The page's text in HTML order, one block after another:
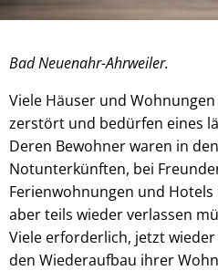
Bad Neuenahr-Ahrweiler.
Viele Häuser und
zerstört und bedürfen eines
Deren Bewohner waren in
Notunterkünften, bei
Ferienwohnungen und
aber teils wieder verlassen
Viele erforderlich, jetzt
den Wiederaufbau ihrer